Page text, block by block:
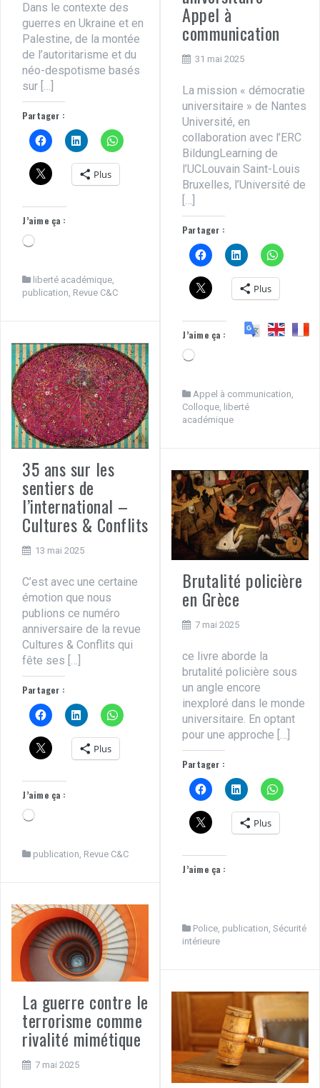
Dans le contexte des
guerres en Ukraine et en
Palestine, de la montée
de l’autoritarisme et du
néo-despotisme basés
sur […]
Partager :
Plus
J’aime ça :
Chargement…
liberté académique,
publication, Revue C&C
Appel à
communication
31 mai 2025
La mission « démocratie
universitaire » de Nantes
Université, en
collaboration avec l’ERC
BildungLearning de
l’UCLouvain Saint-Louis
Bruxelles, l’Université de
[…]
Partager :
Plus
J’aime ça :
Chargement…
Appel à communication,
Colloque, liberté
académique
35 ans sur les
sentiers de
l’international –
Cultures & Conflits
13 mai 2025
C’est avec une certaine
émotion que nous
publions ce numéro
anniversaire de la revue
Cultures & Conflits qui
fête ses […]
Partager :
Plus
J’aime ça :
Chargement…
publication Revue C&C
Brutalité policière
en Grèce
7 mai 2025
ce livre aborde la
brutalité policière sous
un angle encore
inexploré dans le monde
universitaire. En optant
pour une approche […]
Partager :
Plus
J’aime ça :
Police, publication, Sécurité
intérieure
La guerre contre le
terrorisme comme
rivalité mimétique
7 mai 2025